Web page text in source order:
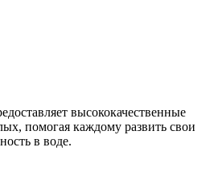
высококачественные
помогая каждому развить свои
в воде.